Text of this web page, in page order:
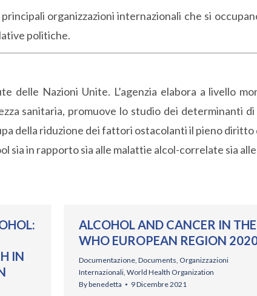
organizzazioni internazionali che si
politiche.
delle Nazioni Unite. L’agenzia elabora a livello
sanitaria, promuove lo studio dei determinanti
della riduzione dei fattori ostacolantiil pieno diritto
sia in rapporto sia alle malattie alcol-correlate sia
IN
ALCOHOL AND CANCER IN THE
WHO EUROPEAN REGION
Documentazione Documents Organizzazioni
Internazionali World Health Organization
Bybenedetta 9 Dicembre 2021